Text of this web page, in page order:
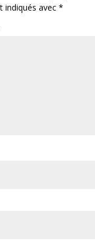
indiqués avec *